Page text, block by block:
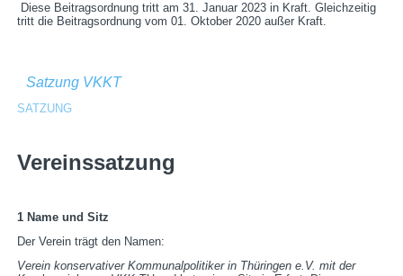
Diese Beitragsordnung tritt am 31. Januar 2023 in Kraft. Gleichzeitig
tritt die Beitragsordnung vom 01. Oktober 2020 außer Kraft.
Satzung VKKT
SATZUNG
Vereinssatzung
1 Name und Sitz
Der Verein trägt den Namen:
Verein konservativer Kommunalpolitiker in Thüringen e.V. mit der